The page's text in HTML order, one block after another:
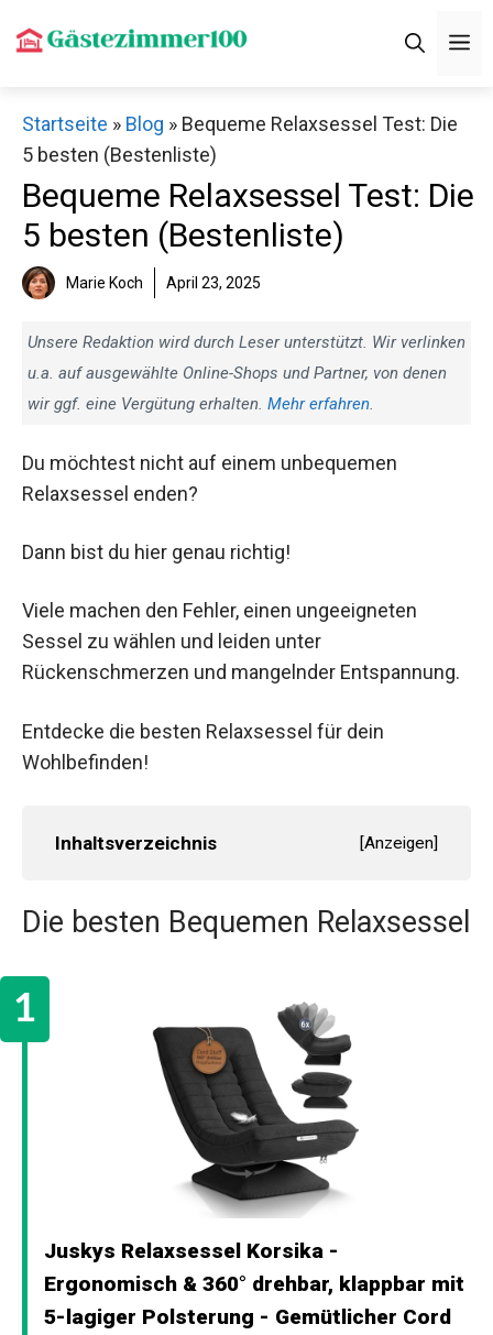
Inhalt
Startseite » Blog » Bequeme Relaxsessel Test: Die
5 besten (Bestenliste)
Bequeme Relaxsessel Test: Die
5 besten (Bestenliste)
Marie Koch April 23, 2025
Unsere Redaktion wird durch Leser unterstützt. Wir verlinken
u.a. auf ausgewählte Online-Shops und Partner, von denen
wir ggf. eine Vergütung erhalten. Mehr erfahren.
Du möchtest nicht auf einem unbequemen
Relaxsessel enden?
Dann bist du hier genau richtig!
Viele machen den Fehler, einen ungeeigneten
Sessel zu wählen und leiden unter
Rückenschmerzen und mangelnder Entspannung.
Entdecke die besten Relaxsessel für dein
Wohlbefinden!
Inhaltsverzeichnis [Anzeigen]
Die besten Bequemen Relaxsessel
Juskys Relaxsessel Korsika -
Ergonomisch & 360° drehbar, klappbar mit
5-lagiger Polsterung - Gemütlicher Cord